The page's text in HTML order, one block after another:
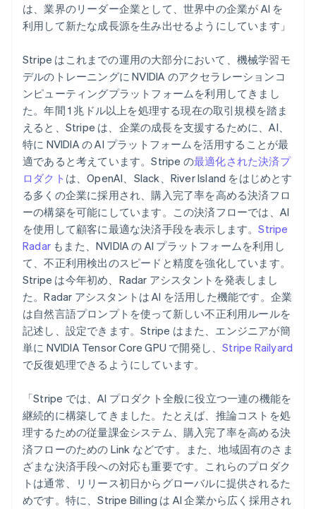
は、業界のリーダー企業として、世界中の企業が AI を
利用して新たな成長源を生み出せるようにしています」
Stripe はこれまでの運用の大部分において、機械学習モ
デルのトレーニングに NVIDIA のアクセラレーションコ
ンピューティングプラットフォームを利用してきまし
た。年間 1 兆ドル以上を処理する現在の取引規模を踏ま
えると、Stripe は、企業の成長を支援するために、AI、
特に NVIDIA の AI プラットフォームを活用することが最
適であると考えています。Stripe の最適化された決済プ
ロダクト は、OpenAI、Slack、River Island をはじめとす
る多くの企業に採用され、購入完了率を高める決済フロ
ーの構築を可能にしています。この決済フローでは、AI
を使用して顧客に最適な決済手段を表示します。Stripe
Radar もまた、NVIDIA の AI プラットフォームを利用し
て、不正利用検出のスピードと精度を強化しています。
Stripe は今年初め、Radar アシスタントを発表しまし
た。Radar アシスタントは AI を活用した機能です。企業
は自然言語プロンプトを使って新しい不正利用ルールを
記述し、設定できます。Stripe はまた、エンジニアが簡
単に NVIDIA Tensor Core GPU で開発し、Stripe Railyard
で反復処理できるようにしています。
「Stripe では、AI プロダクト全般に役立つ一連の機能を
継続的に構築してきました。たとえば、推論コストを処
理するための従量課金システム、購入完了率を高める決
済フローのための Link などです。また、地域固有のさま
ざまな決済手段への対応も重要です。これらのプロダク
トは通常、リリース初日からグローバルに提供されるた
めです。特に、Stripe Billing は AI 企業から広く採用され
スロバキア
English
スロベニア
タイ
ไทย English
チェコ共和国
English
デンマーク
English
ドイツ
Deutsch English
ニュージーランド
English
ノルウェー
English
ハンガリー
English
フィンランド
EnglishSvenska
ブラジル
PortuguêsEnglish
フランス
FrançaisEnglish
ブルガリア
English
Nederlands FrançaisDeutschEnglish
ポーランド
English
ポルトガル
PortuguêsEnglish
マルタ
English
マレーシア